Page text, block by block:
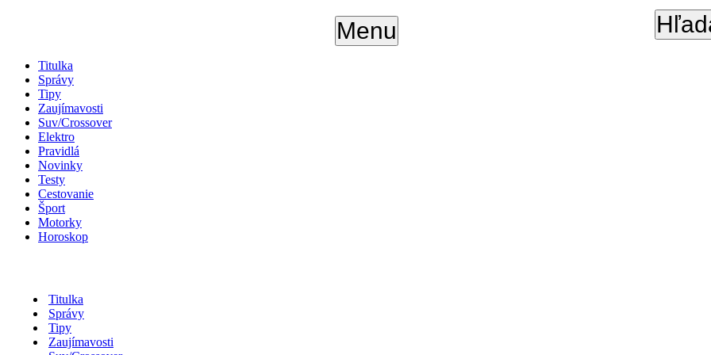
Menu
Titulka
Správy
Tipy
Zaujímavosti
Suv/Crossover
Elektro
Pravidlá
Novinky
Testy
Cestovanie
Šport
Motorky
Horoskop
Titulka
Správy
Tipy
Zaujímavosti